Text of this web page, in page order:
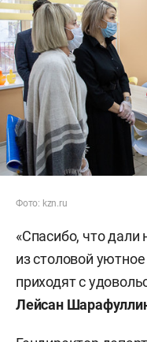
Фото: kzn.ru
«Спасибо, что
из столовой
приходят с
Лейсан